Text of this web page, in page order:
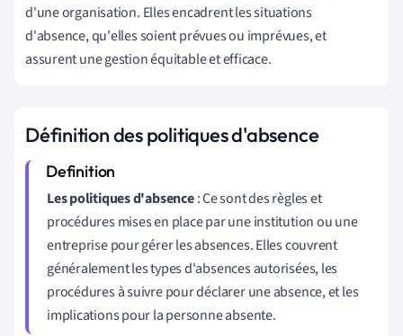
d'une organisation. Elles encadrent les situations
d'absence, qu'elles soient prévues ou imprévues, et
assurent une gestion équitable et efficace.
Définition des politiques d'absence
Les politiques d'absence: Ce sont des règles et
procédures mises en place par une institution ou une
entreprise pour gérer les absences. Elles couvrent
généralement les types d'absences autorisées, les
procédures à suivre pour déclarer une absence, et les
implications pour la personne absente.